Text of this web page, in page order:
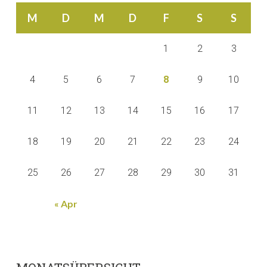
M D M D F S S
« Apr
1 2 3
4 5 6 7 8 9 10
11 12 13 14 15 16 17
18 19 20 21 22 23 24
25 26 27 28 29 30 31